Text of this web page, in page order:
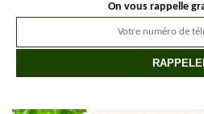
On vous rappelle